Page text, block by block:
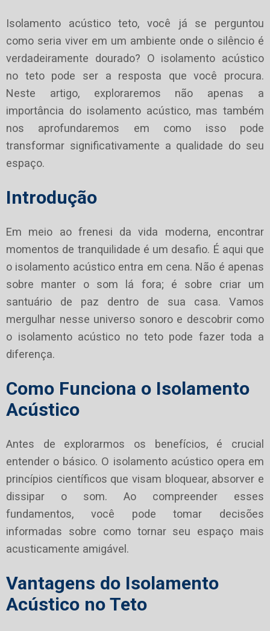
Isolamento acústico teto, você já se perguntou
como seria viver em um ambiente onde o silêncio é
verdadeiramente dourado? O isolamento acústico
no teto pode ser a resposta que você procura.
Neste artigo, exploraremos não apenas a
importância do isolamento acústico, mas também
nos aprofundaremos em como isso pode
transformar significativamente a qualidade do seu
espaço.
Introdução
Em meio ao frenesi da vida moderna, encontrar
momentos de tranquilidade é um desafio. É aqui que
o isolamento acústico entra em cena. Não é apenas
sobre manter o som lá fora; é sobre criar um
santuário de paz dentro de sua casa. Vamos
mergulhar nesse universo sonoro e descobrir como
o isolamento acústico no teto pode fazer toda a
diferença.
Como Funciona o Isolamento
Acústico
Antes de explorarmos os benefícios, é crucial
entender o básico. O isolamento acústico opera em
princípios científicos que visam bloquear, absorver e
dissipar o som. Ao compreender esses
fundamentos, você pode tomar decisões
informadas sobre como tornar seu espaço mais
acusticamente amigável.
Vantagens do Isolamento
Acústico no Teto